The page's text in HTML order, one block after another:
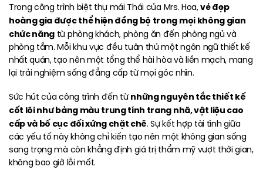
Trong công trình biệt thự mái Thái của Mrs. Hoa,vẻ đẹp
hoàng gia được thể hiện đồng bộ trong mọi không gian
chức năng từ phòng khách, phòng ăn đến phòng ngủ và
phòng tắm. Mỗi khu vực đều tuân thủ một ngôn ngữ thiết kế
nhất quán, tạo nên một tổng thể hài hòa và liền mạch, mang
lại trải nghiệm sống đẳng cấp từ mọi góc nhìn.
Sức hút của công trình đến từnhững nguyên tắc thiết kế
cốt lõi như bảng màu trung tính trang nhã, vật liệu cao
cấp và bố cục đối xứng chặt chẽ. Sự kết hợp tài tình giữa
các yếu tố này không chỉ kiến tạo nên một không gian sống
sang trọng mà còn khẳng định giá trị thẩm mỹ vượt thời gian,
không bao giờ lỗi mốt.